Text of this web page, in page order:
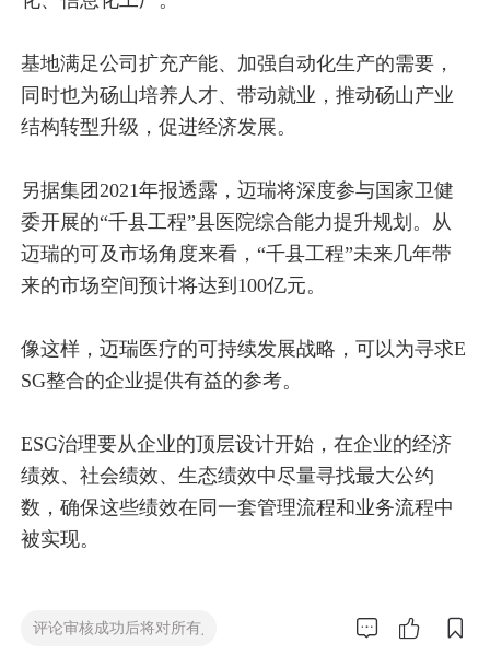
基地满足公司扩充产能、加强自动化生产的需要，
同时也为砀山培养人才、带动就业，推动砀山产业
结构转型升级，促进经济发展。
另据集团2021年报透露，迈瑞将深度参与国家卫健
委开展的“千县工程”县医院综合能力提升规划。从
迈瑞的可及市场角度来看，“千县工程”未来几年带
来的市场空间预计将达到100亿元。
像这样，迈瑞医疗的可持续发展战略，可以为寻求E
SG整合的企业提供有益的参考。
ESG治理要从企业的顶层设计开始，在企业的经济
绩效、社会绩效、生态绩效中尽量寻找最大公约
数，确保这些绩效在同一套管理流程和业务流程中
被实现。
  